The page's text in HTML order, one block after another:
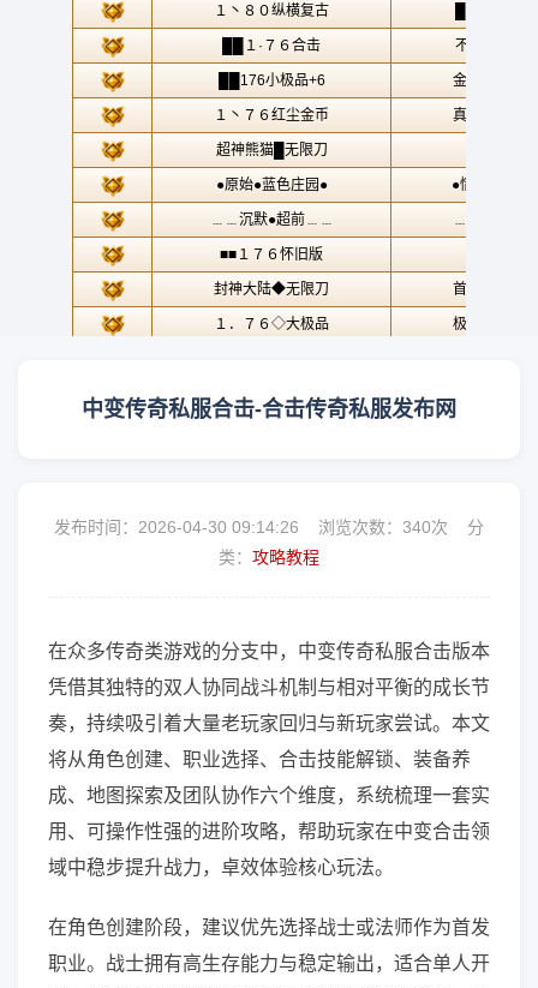
中变传奇私服合击-合击传奇私服发布网
发布时间：2026-04-30 09:14:26 浏览次数： 340次 分
类： 攻略教程
在众多传奇类游戏的分支中，中变传奇私服合击版本
凭借其独特的双人协同战斗机制与相对平衡的成长节
奏，持续吸引着大量老玩家回归与新玩家尝试。本文
将从角色创建、职业选择、合击技能解锁、装备养
成、地图探索及团队协作六个维度，系统梳理一套实
用、可操作性强的进阶攻略，帮助玩家在中变合击领
域中稳步提升战力，卓效体验核心玩法。
在角色创建阶段，建议优先选择战士或法师作为首发
职业。战士拥有高生存能力与稳定输出，适合单人开